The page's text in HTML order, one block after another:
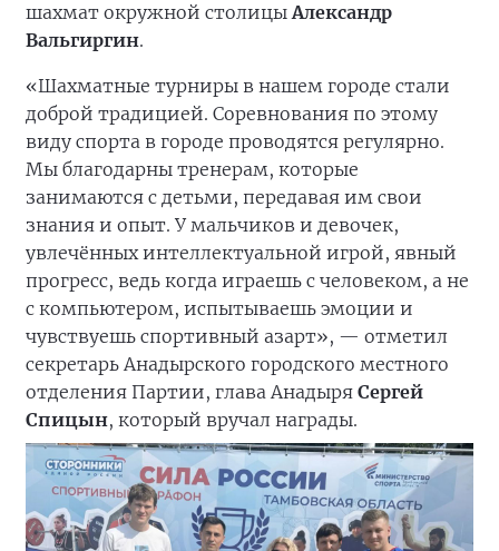
шахмат окружной столицыАлександр
Вальгиргин.
«Шахматные турниры в нашем городе стали
доброй традицией. Соревнования по этому
виду спорта в городе проводятся регулярно.
Мы благодарны тренерам, которые
занимаются с детьми, передавая им свои
знания и опыт. У мальчиков и девочек,
увлечённых интеллектуальной игрой, явный
прогресс, ведь когда играешь с человеком, а не
с компьютером, испытываешь эмоции и
чувствуешь спортивный азарт», — отметил
секретарь Анадырского городского местного
отделения Партии, глава Анадыря Сергей
Спицын, который вручал награды.